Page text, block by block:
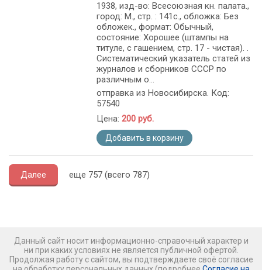
1938, изд-во: Всесоюзная кн. палата.,
город: М., стр. : 141с., обложка: Без
обложек., формат: Обычный,
состояние: Хорошее (штампы на
титуле, с гашением, стр. 17 - чистая). .
Систематический указатель статей из
журналов и сборников СССР по
различным о...
отправка из Новосибирска. Код:
57540
Цена: 200 руб.
Добавить в корзину
Далее еще 757 (всего 787)
Данный сайт носит информационно-справочный характер и
ни при каких условиях не является публичной офертой.
Продолжая работу с сайтом, вы подтверждаете своё согласие